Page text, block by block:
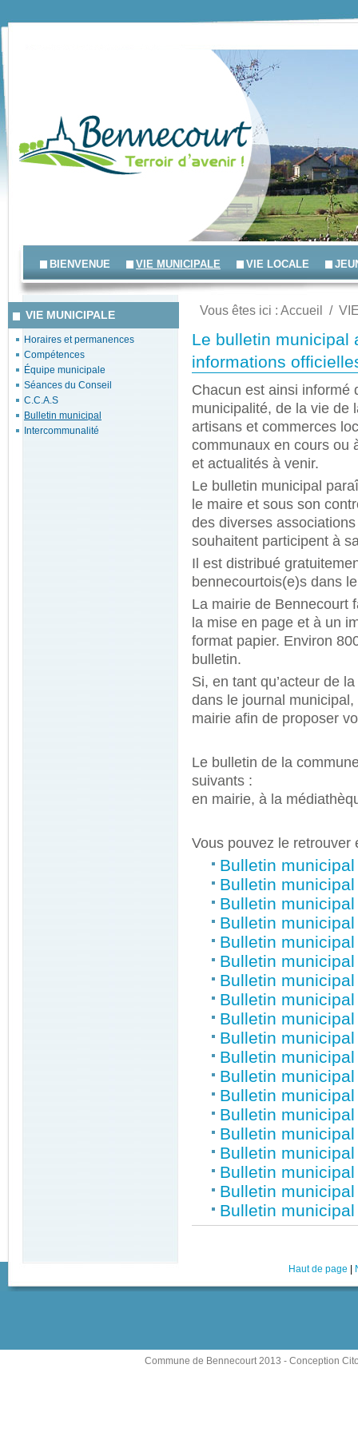
BIENVENUE VIE MUNICIPALE VIE LOCALE
Vous êtes ici : Accueil /
Le bulletin municipal
informations
Chacun est ainsi informé
municipalité, de la vie de
artisans et commerces
communaux en cours ou
et actualités à venir.
Le bulletin municipal
le maire et sous son
des diverses
souhaitent participent à
Il est distribué
bennecourtois(e)s dans
La mairie de Bennecourt
la mise en page et à un
format papier. Environ
bulletin.
Si, en tant qu’acteur de
dans le journal
mairie afin de proposer
Le bulletin de la
suivants :
en mairie, à la
Vous pouvez le retrouver
Bulletin municipal
Bulletin municipal
Bulletin municipal
Bulletin municipal
Bulletin municipal
Bulletin municipal
Bulletin municipal
Bulletin municipal
Bulletin municipal
Bulletin municipal
Bulletin municipal
Bulletin municipal
Bulletin municipal
Bulletin municipal
Bulletin municipal
Bulletin municipal
Bulletin municipal
Bulletin municipal
Bulletin municipal
VIE MUNICIPALE
Horaires et permanences
Compétences
Équipe municipale
Séances du Conseil
C.C.A.S
Bulletin municipal
Intercommunalité
Haut de page
Commune de Bennecourt 2013 - Conception